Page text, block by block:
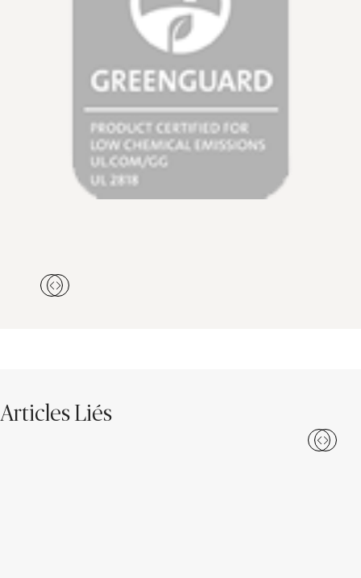
Articles Liés